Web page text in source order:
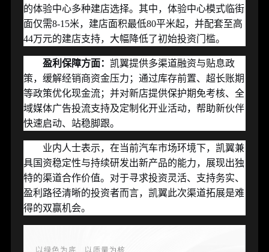
的体验中心多种建店选择。其中， 体验中心模式临街
面仅需8-15米，建店面积最低80平米起，并配套至高
44万元的建店支持，大幅降低了初始投资门槛。
盈利保障方面： 凯翼提供多渠道融资与贴息政
策，缓解经销商资金压力；通过库存前置、超长账期
等政策优化现金流；并对新店提供保护期免考核、全
域媒体广告投流支持及定制化开业活动，帮助新伙伴
快速启动、站稳脚跟。
业内人士表示，在当前汽车市场环境下，凯翼兼
具国资稳定性与持续研发出新产品的能力，展现出独
特的渠道合作价值。对于寻求投资灵活、支持务实、
盈利路径清晰的投资者而言，凯翼此次渠道拓展是难
得的双赢机会。